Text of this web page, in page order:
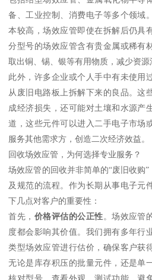
备、工业控制、消费电子等多个领域
本较高，场效应管即使在拆解后仍具
分型号的场效应管含有贵金属或稀有
取出铜、锡、银等有用物质，减少资源
此外，许多企业或个人手中有未使用
从废旧电路板上拆解下来的良品。这
成经济损失，还可能对土壤和水源产
道，这些元件可以进入二手电子市场
服务其他需求方，创造二次经济效益。
回收场效应管，为何选择专业服务？
场效应管的回收并非简单的“废旧收购
及规范的流程。作为长期从事电子元
下几点对客户的重要性：
首先， 价格评估的公正性。场效应管
度都会影响其价值。我们拥有多年行
类型场效应管进行估价，确保客户获
无论是库存积压的批量元件，还是单